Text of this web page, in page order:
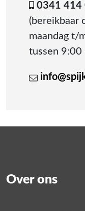
0341 414
(bereikbaar
maandag t/
tussen 9:00
Over ons